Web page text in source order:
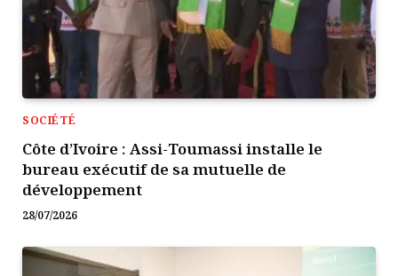
SOCIÉTÉ
Côte d’Ivoire : Assi-Toumassi installe le
bureau exécutif de sa mutuelle de
développement
28/07/2026